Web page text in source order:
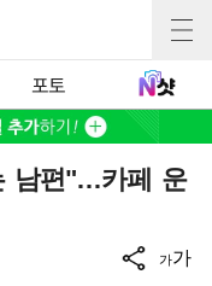
포토
남편"…카페 운
가가